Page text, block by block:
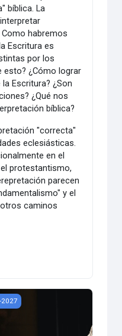
bíblica. La
habremos
Escritura es
por los
esto? ¿Cómo lograr
Escritura? ¿Son
¿Qué nos
bíblica?
"correcta"
eclesiásticas.
en el
protestantismo,
parecen
y el
otros caminos